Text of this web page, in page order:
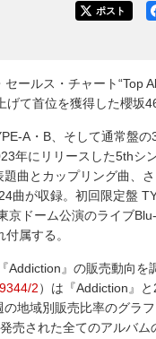
ポスト
ールス・チャート“Top
て首位を獲得した櫻坂
A・B、そして通常盤の
年にリリースした5thシ
曲とカップリング曲、
曲が収録。初回限定盤
京ドーム公演のライブ
属する。
』の販売動向を
2）は『Addiction』
地域別販売比率のグラ
売された全てのアルバム